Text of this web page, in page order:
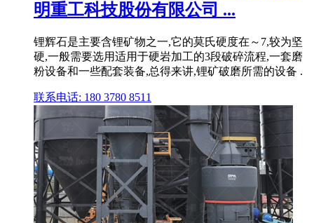
明重工科技股份有限公司 ...
锂辉石是主要含锂矿物之一,它的莫氏硬度在～7,较为坚
硬,一般需要选用适用于硬岩加工的3段破碎流程,一套磨
粉设备和一些配套装备,总得来讲,锂矿破磨所需的设备 .
联系电话: 180 3780 8511